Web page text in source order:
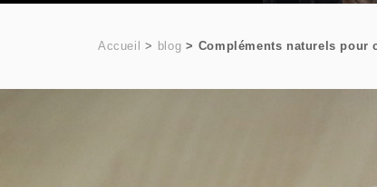
Accueil blog Compléments naturels